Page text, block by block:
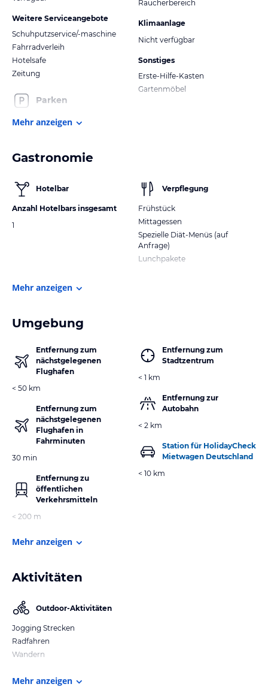
Weitere Serviceangebote
Schuhputzservice/-maschine
Fahrradverleih
Hotelsafe
Zeitung
Parken
Raucherbereich
Klimaanlage
Nicht verfügbar
Sonstiges
Erste-Hilfe-Kasten
Gartenmöbel
Mehr anzeigen
Gastronomie
Hotelbar
Anzahl Hotelbars insgesamt
1
Verpflegung
Frühstück
Mittagessen
Spezielle Diät-Menüs (auf
Anfrage)
Lunchpakete
Mehr anzeigen
Umgebung
Entfernung zum
nächstgelegenen
Flughafen
< 50 km
Entfernung zum
nächstgelegenen
Flughafen in
Fahrminuten
30 min
Entfernung zu
öffentlichen
Verkehrsmitteln
< 200 m
Entfernung zum
Stadtzentrum
< 1 km
Entfernung zur
Autobahn
< 2 km
Station für HolidayCheck
Mietwagen Deutschland
< 10 km
Mehr anzeigen
Aktivitäten
Outdoor-Aktivitäten
Jogging Strecken
Radfahren
Wandern
Mehr anzeigen